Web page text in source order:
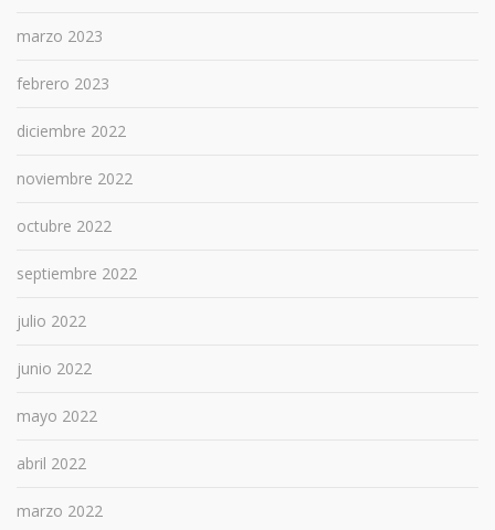
marzo 2023
febrero 2023
diciembre 2022
noviembre 2022
octubre 2022
septiembre 2022
julio 2022
junio 2022
mayo 2022
abril 2022
marzo 2022